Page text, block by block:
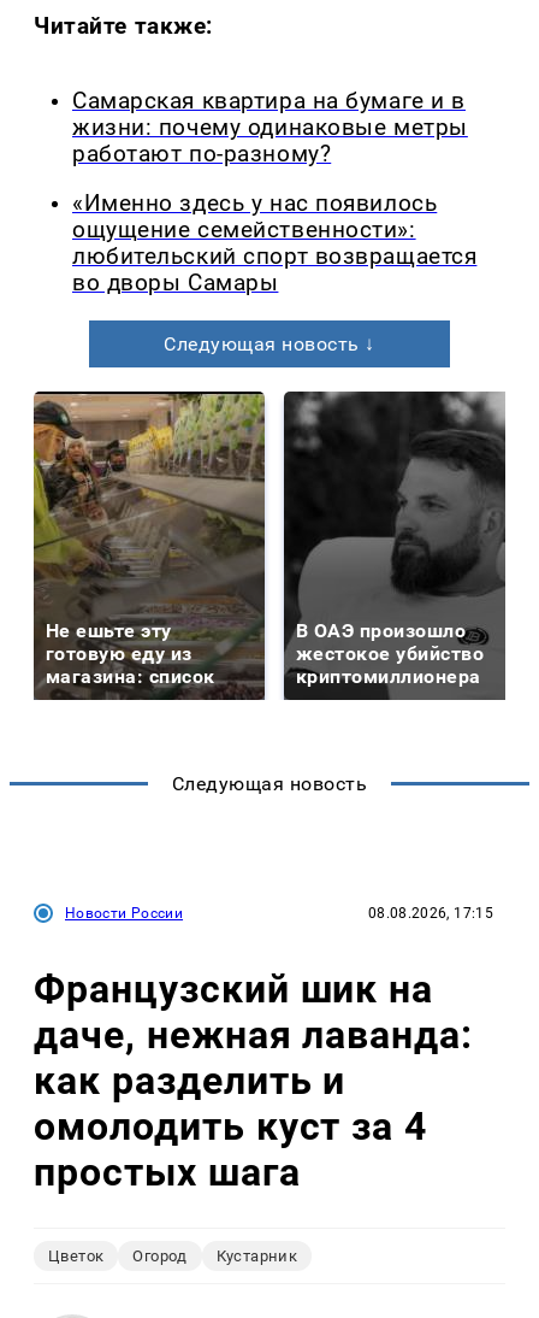
Читайте также:
Самарская квартира на бумаге и в
жизни: почему одинаковые метры
работают по-разному?
«Именно здесь у нас появилось
ощущение семейственности»:
любительский спорт возвращается
во дворы Самары
Следующая новость ↓
Не ешьте эту
готовую еду из
магазина: список
В ОАЭ произошло
жестокое убийство
криптомиллионера
Следующая новость
Новости России 08.08.2026, 17:15
Французский шик на
даче, нежная лаванда:
как разделить и
омолодить куст за 4
простых шага
Цветок Огород Кустарник